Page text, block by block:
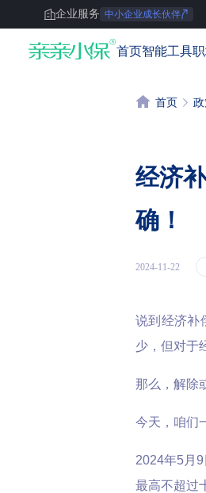
企业服务 中小企业成长伙伴
亲亲小保 首页智能工具
首页
经济
确！
2024-11-22
说到经济补
少，但对于
那么，解除
今天，咱们
2024年5月
最高不超过